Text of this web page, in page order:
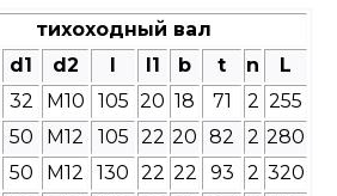
тихоходный вал
d1 d2 l1 b t n
L
32 М10 105 20 18 71 2 255
50 М12 105 22 20 82 2 280
50 М12 130 22 22 93 2 320